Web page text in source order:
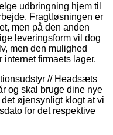
udbringning hjem til
Fragtløsningen er
men på den anden
leveringsform vil dog
men den mulighed
firmaets lager.
// Headsæts
og skal bruge dine nye
øjensynligt klogt at vi
for det respektive